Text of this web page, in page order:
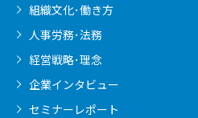
組織文化･働き方
人事労務･法務
経営戦略･理念
企業インタビュー
セミナーレポート